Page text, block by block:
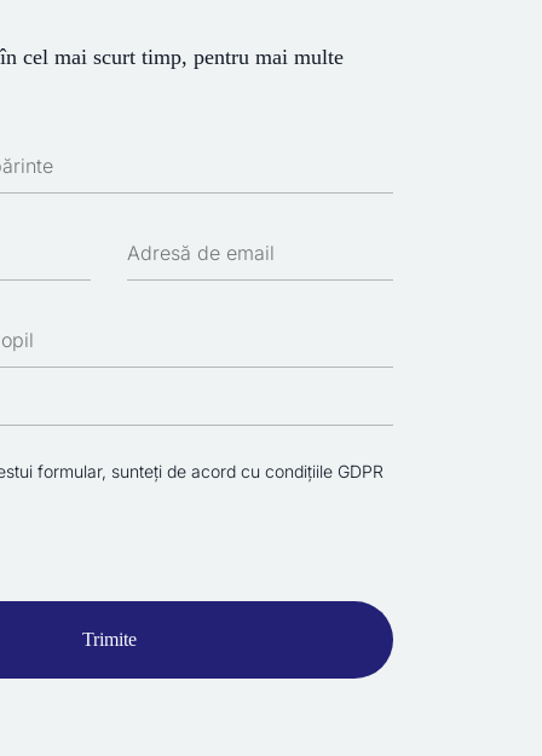
cel mai scurt timp, pentru mai multe
formular, sunteți de acord cu condițiile GDPR